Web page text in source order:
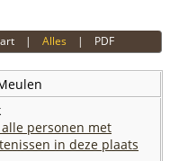
|Alles | PDF